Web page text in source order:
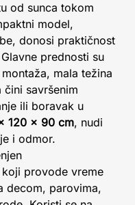
od sunca tokom
model,
donosi praktičnost
prednosti su
mala težina
savršenim
ili boravak u
120 x 90 cm, nudi
i odmor.
koji provode vreme
decom, parovima,